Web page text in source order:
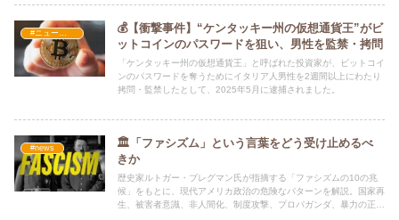
💰【衝撃事件】“ケンタッキー州の仮想通貨王”がビ
ットコインのパスワードを狙い、男性を監禁・拷問
「ケンタッキー州の仮想通貨王」と呼ばれた投資家が、ビットコイ
ンのパスワードを奪うためにイタリア人男性を2週間以上にわたり
拷問・監禁したとして、2025年5月に逮捕されました。
#news
🏛️「ファシズム」という言葉をどう受け止めるべ
きか
歴史家ルトガー・ブレグマン氏が指摘する「ファシズムの10の兆
候」をもとに、現代アメリカ政治の危険なパターンを解説。国家再
生、被害者意識、非人間化、制度攻撃、プロパガンダ、暴力の正当